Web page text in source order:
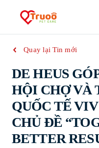
Quay lại Tin mới
DE HEUS
HỘI CHỢ VÀ
QUỐC TẾ
CHỦ ĐỀ
BETTER